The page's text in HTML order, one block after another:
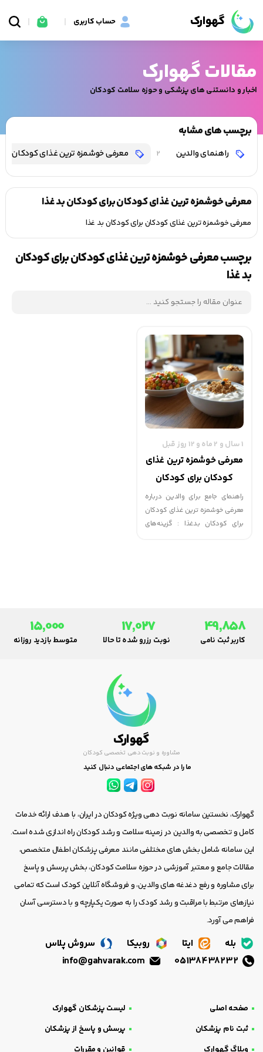
گهوارک حساب کاربری
مقالات گهوارک
اخبار و دانستنی های پزشکی و حوزه سلامت کودکان
برچسب های مشابه
راهنمای والدین 2 معرفی خوشمزه ترین غذای کودکان
معرفی خوشمزه ترین غذای کودکان برای کودکان بد غذا
معرفی خوشمزه ترین غذای کودکان برای کودکان بد غذا
برچسب معرفی خوشمزه ترین غذای کودکان برای کودکان
بد غذا
1 سال و 2 ماه و 12 روز قبل
معرفی خوشمزه ترین غذای
کودکان برای کودکان
بدغذا
راهنمای جامع برای والدین درباره
معرفی خوشمزه ترین غذای کودکان
برای کودکان بدغذا : گزینه‌های
49,858
کاربر ثبت نامی
17,027
نوبت رزرو شده تا حالا
15,000
متوسط بازدید روزانه
گهوارک
مشاوره و نوبت دهی تخصصی کودکان
ما را در شبکه های اجتماعی دنبال کنید
گهوارک، نخستین سامانه نوبت دهی ویژه کودکان در ایران، با هدف ارائه خدمات
کامل و تخصصی به والدین در زمینه سلامت و رشد کودکان راه اندازی شده است.
این سامانه شامل بخش های مختلفی مانند معرفی پزشکان اطفال متخصص،
مقالات جامع و معتبر آموزشی در حوزه سلامت کودکان، بخش پرسش و پاسخ
برای مشاوره و رفع دغدغه های والدین، و فروشگاه آنلاین کودک است که تمامی
نیازهای مرتبط با مراقبت و رشد کودک را به صورت یکپارچه و با دسترسی آسان
فراهم می آورد.
بله ایتا روبیکا
سروش پلاس
صفحه اصلی
لیست پزشکان گهوارک
ثبت نام پزشکان
پرسش و پاسخ از پزشکان
وبلاگ گهوارک
قوانین و مقررات